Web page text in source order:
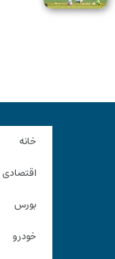
خانه
اقتصادی
بورس
خودرو